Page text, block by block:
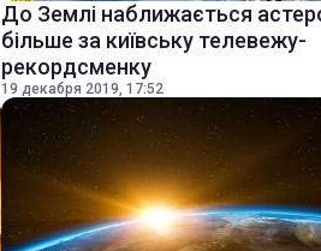
До Землі наближається
більше за київську телевежу-
рекордсменку
19 декабря 2019, 17:52